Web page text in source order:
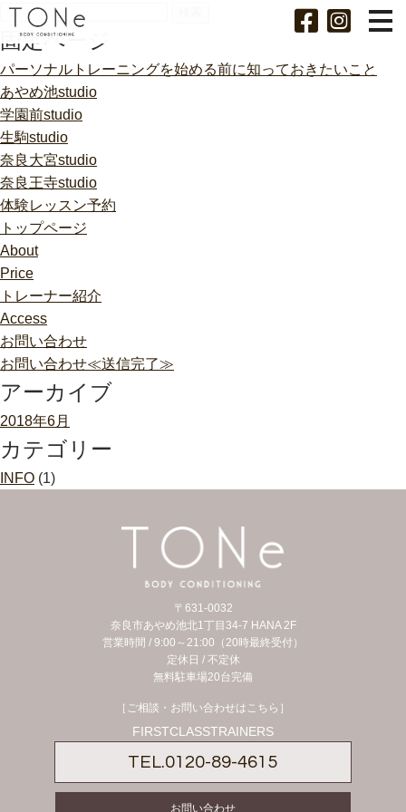
検
固定ページ
パーソナルトレーニングを始める前に知っておきたいこと
あやめ池studio
学園前studio
生駒studio
奈良大宮studio
奈良王寺studio
体験レッスン予約
トップページ
About
Price
トレーナー紹介
Access
お問い合わせ
お問い合わせ≪送信完了≫
アーカイブ
2018年6月
カテゴリー
INFO (1)
〒631-0032
奈良市あやめ池北1丁目34-7 HANA 2F
営業時間 / 9:00～21:00（20時最終受付）
定休日 / 不定休
無料駐車場20台完備
［ご相談・お問い合わせはこちら］
FIRSTCLASSTRAINERS
TEL.0120-89-4615
お問い合わせ